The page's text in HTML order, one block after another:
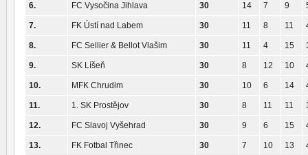
6. FC Vysočina Jihlava 30 14 7 9
7. FK Ústí nad Labem 30 11 8 11
8. FC Sellier & Bellot Vlašim 30 11 4 15
9. SK Líšeň 30 8 12 10
10. MFK Chrudim 30 10 6 14
11. 1. SK Prostějov 30 8 11 11
12. FC Slavoj Vyšehrad 30 9 6 15
13. FK Fotbal Třinec 30 7 10 13